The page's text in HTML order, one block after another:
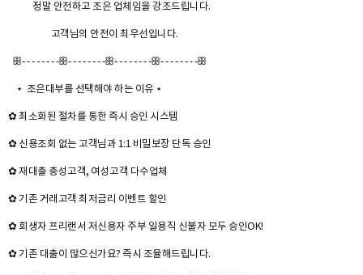
정말 안전하고 조은 업체임을 강조드립니다.
고객님의 안전이 최우선입니다.
ꕥ- - - - - - - -ꕥ- - - - - - - -ꕥ- - - - - - - -ꕥ- - - - - - - -ꕥ
⋆ 조은대부를 선택해야 하는 이유 ⋆
✿ 최소화된 절차를 통한 즉시 승인 시스템
✿ 신용조회 없는 고객님과 1:1 비밀보장 단독 승인
✿ 재대출 충성고객, 여성고객 다수업체
✿ 기존 거래고객 최저금리 이벤트 할인
✿ 회생자 프리랜서 저신용자 주부 일용직 신불자 모두 승인OK!
✿ 기존 대출이 많으신가요? 즉시 조율해드립니다.